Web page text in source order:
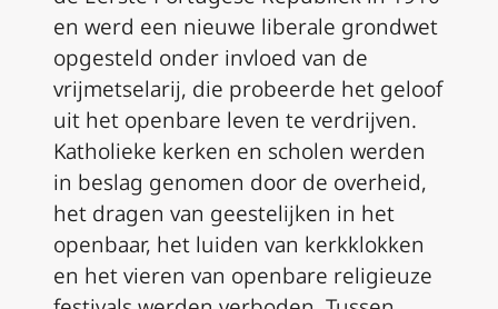
en werd een nieuwe liberale grondwet
opgesteld onder invloed van de
vrijmetselarij, die probeerde het geloof
uit het openbare leven te verdrijven.
Katholieke kerken en scholen werden
in beslag genomen door de overheid,
het dragen van geestelijken in het
openbaar, het luiden van kerkklokken
en het vieren van openbare religieuze